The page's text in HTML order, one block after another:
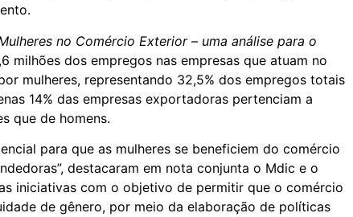
no Comércio Exterior – uma análise para o
milhões dos empregos nas empresas que atuam no
mulheres, representando 32,5% dos empregos totais
14% das empresas exportadoras pertenciam a
que de homens.
para que as mulheres se beneficiem do comércio
destacaram em nota conjunta o Mdic e o
iniciativas com o objetivo de permitir que o comércio
de gênero, por meio da elaboração de políticas